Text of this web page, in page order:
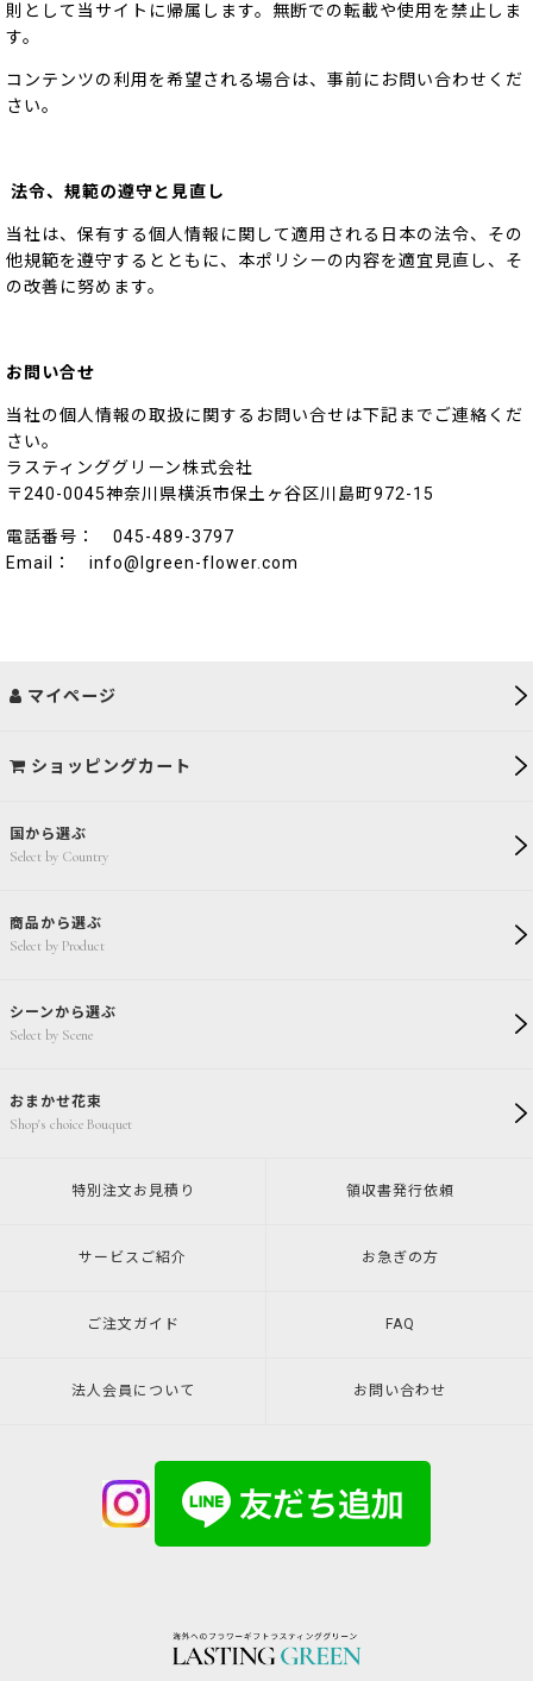
則として当サイトに帰属します。無断での転載や使用を禁止しま
す。
コンテンツの利用を希望される場合は、事前にお問い合わせくだ
さい。
法令、規範の遵守と見直し
当社は、保有する個人情報に関して適用される日本の法令、その
他規範を遵守するとともに、本ポリシーの内容を適宜見直し、そ
の改善に努めます。
お問い合せ
当社の個人情報の取扱に関するお問い合せは下記までご連絡くだ
さい。
ラスティンググリーン株式会社
〒240-0045神奈川県横浜市保土ヶ谷区川島町972-15
電話番号： 045-489-3797
Email： info@lgreen-flower.com
国から選ぶ
Select by Country
商品から選ぶ
Select by Product
シーンから選ぶ
Select by Scene
おまかせ花束
Shop's choice Bouquet
マイページ
ショッピングカート
特別注文 お見積り 領収書発行依頼
サービスご紹介 お急ぎの方
ご注文ガイド FAQ
法人会員について お問い合わせ